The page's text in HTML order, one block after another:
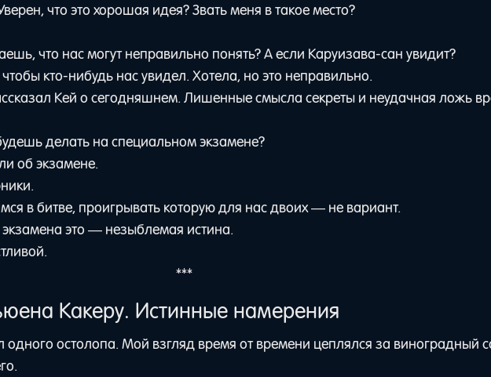
что это хорошая идея? Звать меня в такое место?
что нас могут неправильно понять? А если Каруизава-сан увидит?
кто-нибудь нас увидел. Хотела, но это неправильно.
Кей о сегодняшнем. Лишенные смысла секреты и неудачная ложь
делать на специальном экзамене?
об экзамене.
в битве, проигрывать которую для нас двоих — не вариант.
это — незыблемая истина.
***
Какеру. Истинные намерения
одного остолопа. Мой взгляд время от времени цеплялся за виноградный